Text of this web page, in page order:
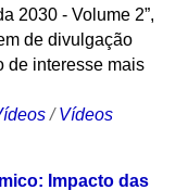
2030 - Volume 2”,
de divulgação
de interesse mais
/Vídeos
Impacto das